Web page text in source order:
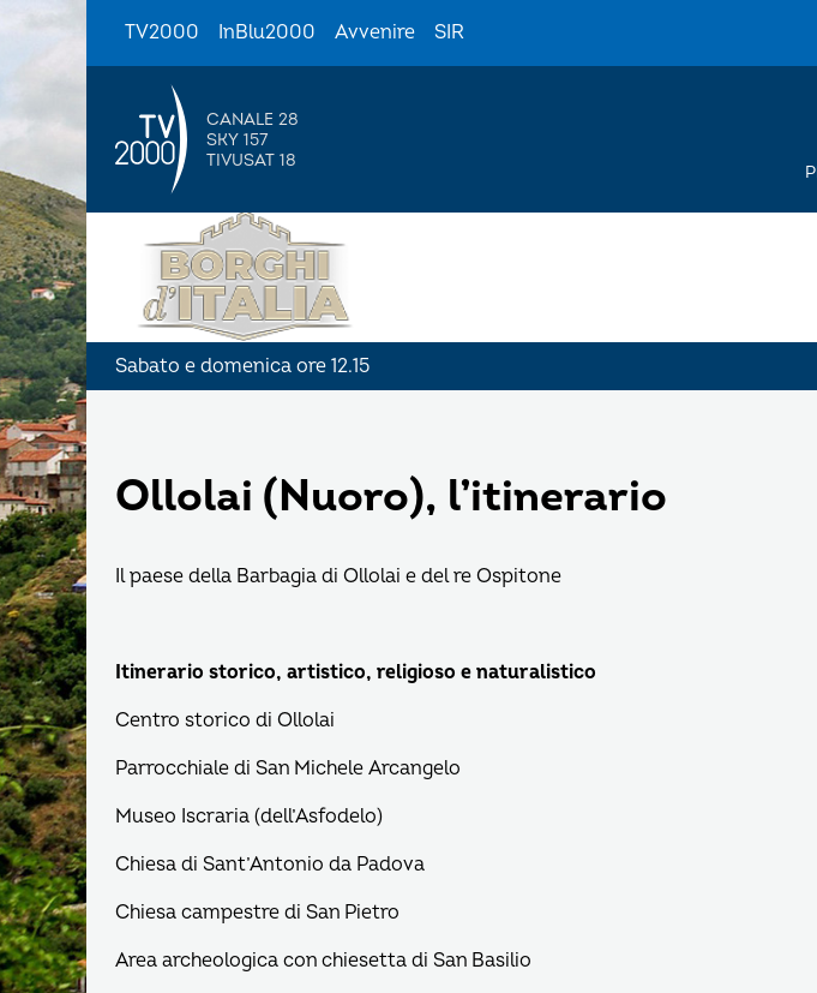
TV2000 InBlu2000 Avvenire SIR
CANALE 28
SKY 157
TIVUSAT 18
Sabato e domenica ore 12.15
Ollolai (Nuoro), l’itinerario
Il paese della Barbagia di Ollolai e del re Ospitone
Itinerario storico, artistico, religioso e naturalistico
Centro storico di Ollolai
Parrocchiale di San Michele Arcangelo
Museo Iscraria (dell’Asfodelo)
Chiesa di Sant’Antonio da Padova
Chiesa campestre di San Pietro
Area archeologica con chiesetta di San Basilio